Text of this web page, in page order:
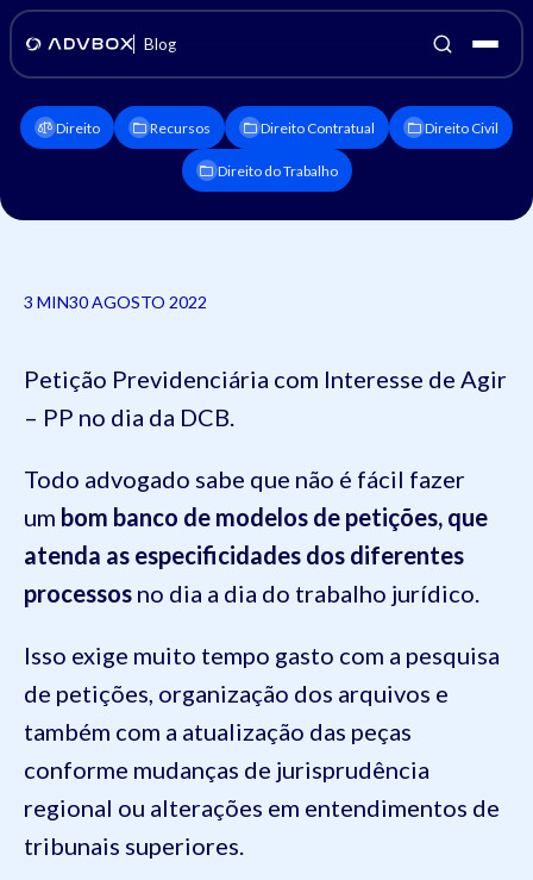
Blog
Direito Recursos Direito Contratual Direito Civil
Direito do Trabalho
3 MIN30 AGOSTO 2022
Petição Previdenciária com Interesse de Agir
– PP no dia da DCB.
Todo advogado sabe que não é fácil fazer
um bom banco de modelos de petições, que
atenda as especificidades dos diferentes
processos no dia a dia do trabalho jurídico.
Isso exige muito tempo gasto com a pesquisa
de petições, organização dos arquivos e
também com a atualização das peças
conforme mudanças de jurisprudência
regional ou alterações em entendimentos de
tribunais superiores.